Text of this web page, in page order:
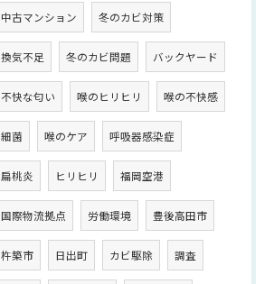
中古マンション 冬のカビ対策
換気不足 冬のカビ問題 バックヤード
不快な匂い 喉のヒリヒリ 喉の不快感
細菌 喉のケア 呼吸器感染症
扁桃炎 ヒリヒリ 福岡空港
国際物流拠点 労働環境 豊後高田市
杵築市 日出町 カビ駆除 調査